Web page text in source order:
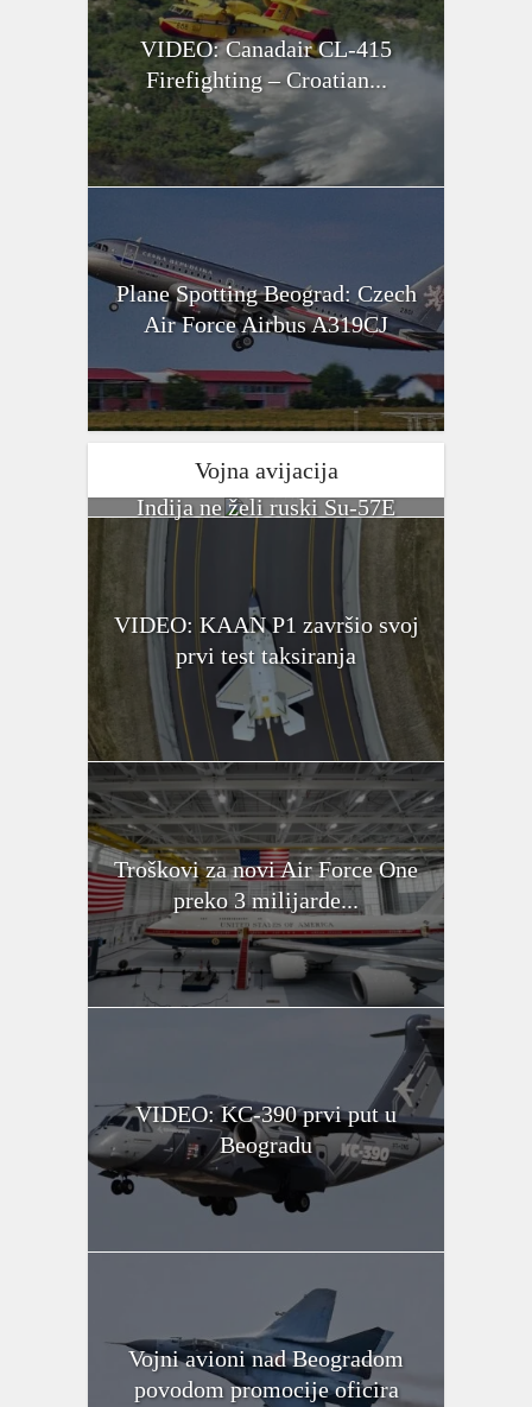
VIDEO: Canadair CL-415
Firefighting – Croatian...
Plane Spotting Beograd: Czech
Air Force Airbus A319CJ
Vojna avijacija
Indija ne želi ruski Su-57E
VIDEO: KAAN P1 završio svoj
prvi test taksiranja
Troškovi za novi Air Force One
preko 3 milijarde...
VIDEO: KC-390 prvi put u
Beogradu
Vojni avioni nad Beogradom
povodom promocije oficira